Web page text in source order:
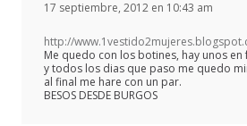
17 septiembre, 2012 en 10:43 am
http://
Me quedo con los botines, hay unos
y todos los dias que paso me quedo
al final me hare con un par.
BESOS DESDE BURGOS